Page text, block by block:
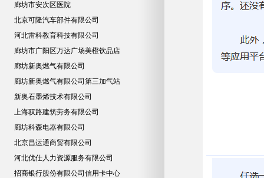
廊坊市安次区医院
北京可隆汽车部件有限公司
河北雷科教育科技有限公司
廊坊市广阳区万达广场美橙饮品店
廊坊新奥燃气有限公司
廊坊新奥燃气有限公司第三加气站
新奥石墨烯技术有限公司
上海驭路建筑劳务有限公司
廊坊科森电器有限公司
北京昌运通商贸有限公司
河北优仕人力资源服务有限公司
招商银行股份有限公司信用卡中心